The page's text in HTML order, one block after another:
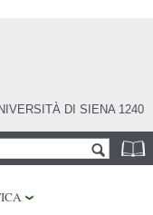
DI SIENA 1240
di ricerca